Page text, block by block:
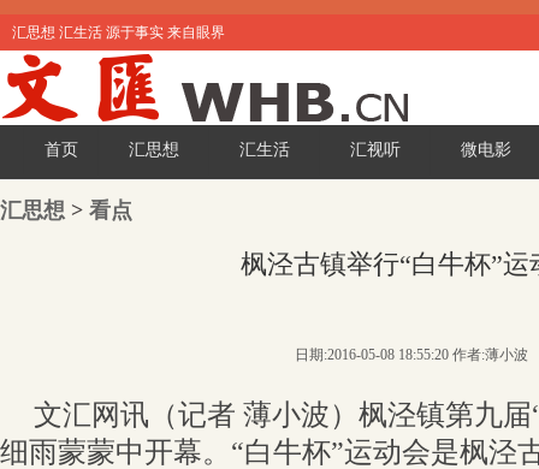
汇思想 汇生活 源于事实 来自眼界
首页 汇思想 汇生活 汇视听 微电影
汇思想 > 看点
枫泾古镇举行“白牛杯”运
日期:2016-05-08 18:55:20 作者:薄小波
文汇网讯（记者 薄小波）枫泾镇第九
细雨蒙蒙中开幕。“白牛杯”运动会是枫泾